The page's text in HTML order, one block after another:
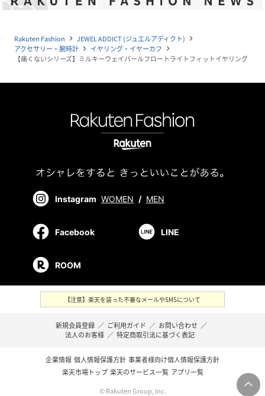
Rakuten Fashion navigate_next JEWEL ADDICT (ジュエルアディクト) navigate_next
アクセサリー・腕時計 navigate_next イヤリング・イヤーカフ navigate_next
【痛くないシリーズ】ミルキーウェイパールフロートライトフィットイヤリング
Instagram WOMEN / MEN
Facebook LINE
ROOM
【注意】楽天を装った不審なメールやSMSについて
新規会員登録 ／ ご利用ガイド ／ お問い合わせ ／
法人のお客様 ／ 特定商取引法に基づく表記
企業情報 個人情報保護方針 事業者様向け個人情報保護方針
楽天市場トップ 楽天のサービス一覧 アプリ一覧
© Rakuten Group, Inc.